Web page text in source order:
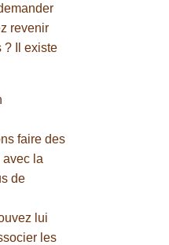
revenir
? Il existe
faire des
avec la
de
lui
les